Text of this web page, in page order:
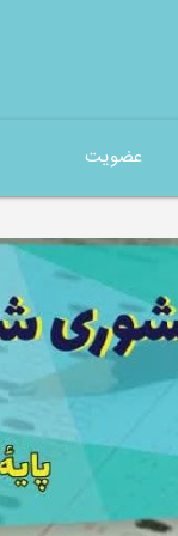
عضویت